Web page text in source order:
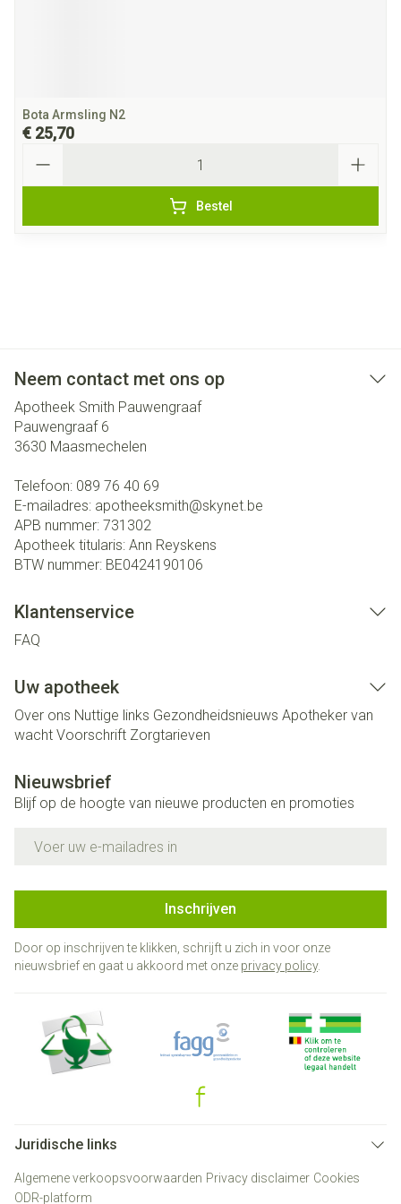
Bota Armsling N2
€ 25,70
Bestel
Neem contact met ons op
Apotheek Smith Pauwengraaf
Pauwengraaf 6
3630 Maasmechelen
Telefoon: 089 76 40 69
E-mailadres: apotheeksmith@skynet.be
APB nummer: 731302
Apotheek titularis: Ann Reyskens
BTW nummer: BE0424190106
Klantenservice
FAQ
Uw apotheek
Over ons Nuttige links Gezondheidsnieuws Apotheker van
wacht Voorschrift Zorgtarieven
Nieuwsbrief
Blijf op de hoogte van nieuwe producten en promoties
Inschrijven
Door op inschrijven te klikken, schrijft u zich in voor onze
nieuwsbrief en gaat u akkoord met onze privacy policy.
Juridische links
Algemene verkoopsvoorwaarden Privacy disclaimer Cookies
ODR-platform